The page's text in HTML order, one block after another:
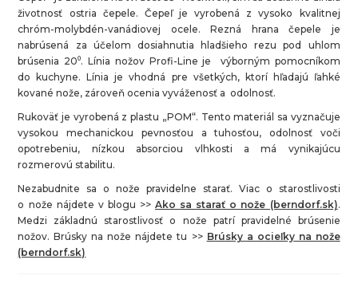
životnosť ostria čepele. Čepeľ je vyrobená z vysoko kvalitnej
chróm-molybdén-vanádiovej ocele. Rezná hrana čepele je
nabrúsená za účelom dosiahnutia hladšieho rezu pod uhlom
brúsenia 20⁰. Línia nožov Profi-Line je výborným pomocníkom
do kuchyne. Línia je vhodná pre všetkých, ktorí hľadajú ľahké
kované nože, zároveň ocenia vyváženosť a odolnosť.
Rukoväť je vyrobená z plastu „POM“. Tento materiál sa vyznačuje
vysokou mechanickou pevnosťou a tuhosťou, odolnosť voči
opotrebeniu, nízkou absorciou vlhkosti a má vynikajúcu
rozmerovú stabilitu.
Nezabudnite sa o nože pravidelne starať. Viac o starostlivosti
o nože nájdete v blogu >>Ako sa starať o nože (berndorf.sk).
Medzi základnú starostlivosť o nože patrí pravidelné brúsenie
nožov. Brúsky na nože nájdete tu >> Brúsky a ocieľky na nože
(berndorf.sk)